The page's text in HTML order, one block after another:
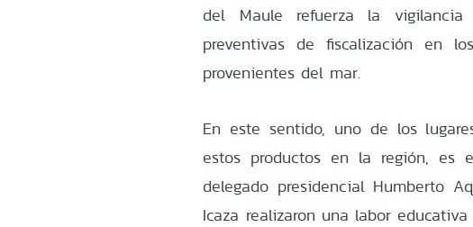
del Maule refuerza la
preventivas de fiscalización en
provenientes del mar.
En este sentido, uno de los
estos productos en la región, es
delegado presidencial Humberto
Icaza realizaron una labor